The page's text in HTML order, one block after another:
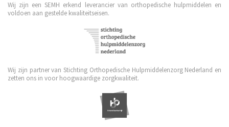
Wij zijn een SEMH erkend leverancier van orthopedische hulpmiddelen en
voldoen aan gestelde kwaliteitseisen.
Wij zijn partner van Stichting Orthopedische Hulpmiddelenzorg Nederland en
zetten ons in voor hoogwaardige zorgkwaliteit.